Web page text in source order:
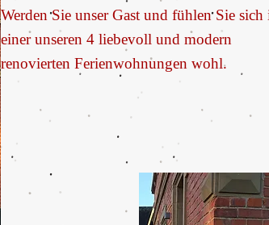
Werden Sie unser Gast und fühlen Sie sich
einer unseren 4 liebevoll und modern
renovierten Ferienwohnungen wohl.